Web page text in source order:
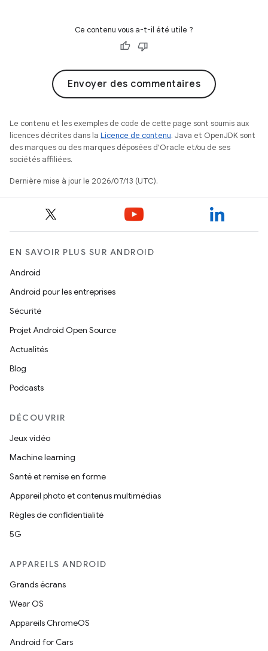
Ce contenu vous a-t-il été utile ?
Envoyer des commentaires
Le contenu et les exemples de code de cette page sont soumis aux
licences décrites dans la Licence de contenu. Java et OpenJDK sont
des marques ou des marques déposées d'Oracle et/ou de ses
sociétés affiliées.
Dernière mise à jour le 2026/07/13 (UTC).
EN SAVOIR PLUS SUR ANDROID
Android
Android pour les entreprises
Sécurité
Projet Android Open Source
Actualités
Blog
Podcasts
DÉCOUVRIR
Jeux vidéo
Machine learning
Santé et remise en forme
Appareil photo et contenus multimédias
Règles de confidentialité
5G
APPAREILS ANDROID
Grands écrans
Wear OS
Appareils ChromeOS
Android for Cars